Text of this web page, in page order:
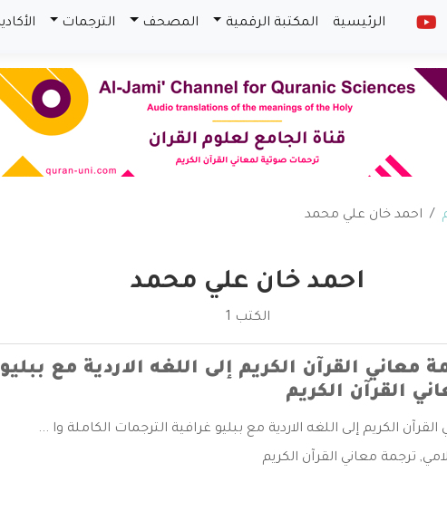
الرئيسية المكتبة الرقمية المصحف الترجمات
احمد خان علي محمد
احمد خان علي محمد
الكتب 1
معاني القرآن الكريم إلى اللغه الاردية مع
القرآن الكريم
الكريم إلى اللغه الاردية مع ببليو غرافية الترجمات الكاملة وا ...
, ترجمة معاني القرآن الكريم